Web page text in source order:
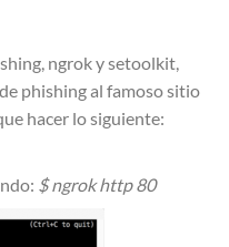
ngrok y setoolkit,
phishing al famoso sitio
hacer lo siguiente:
$ ngrok http 80